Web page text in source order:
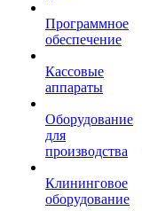
Программное
обеспечение
Кассовые
аппараты
Оборудование
для
производства
Клининговое
оборудование